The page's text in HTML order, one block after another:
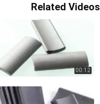
Related Videos
00:12